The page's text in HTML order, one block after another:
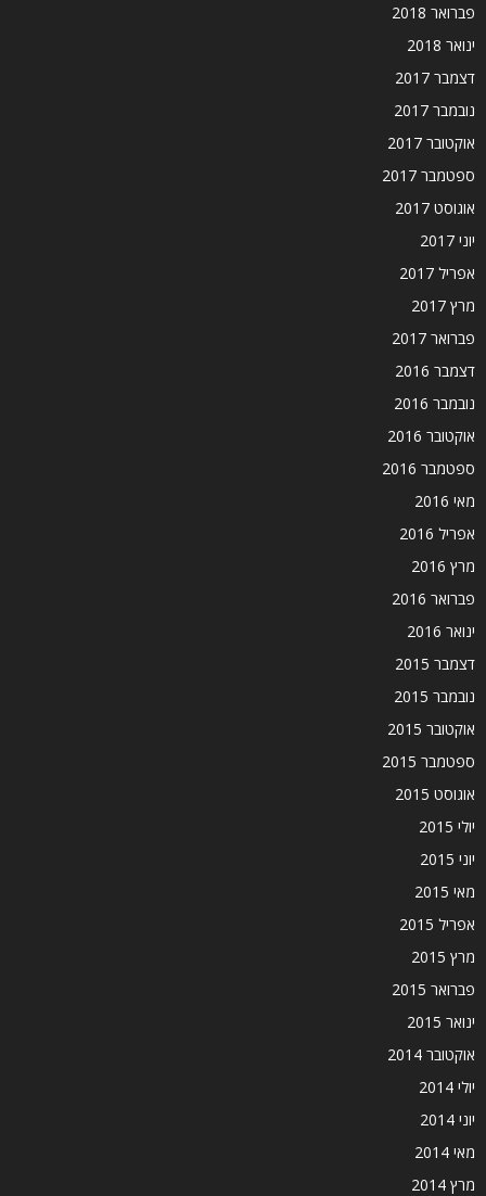
פברואר 2018
ינואר 2018
דצמבר 2017
נובמבר 2017
אוקטובר 2017
ספטמבר 2017
אוגוסט 2017
יוני 2017
אפריל 2017
מרץ 2017
פברואר 2017
דצמבר 2016
נובמבר 2016
אוקטובר 2016
ספטמבר 2016
מאי 2016
אפריל 2016
מרץ 2016
פברואר 2016
ינואר 2016
דצמבר 2015
נובמבר 2015
אוקטובר 2015
ספטמבר 2015
אוגוסט 2015
יולי 2015
יוני 2015
מאי 2015
אפריל 2015
מרץ 2015
פברואר 2015
ינואר 2015
אוקטובר 2014
יולי 2014
יוני 2014
מאי 2014
מרץ 2014